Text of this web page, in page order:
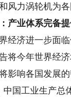
风力涡轮机为
业体系完备提
济进一步面临
将今年世界经
影响各国发展的
工业生产总体